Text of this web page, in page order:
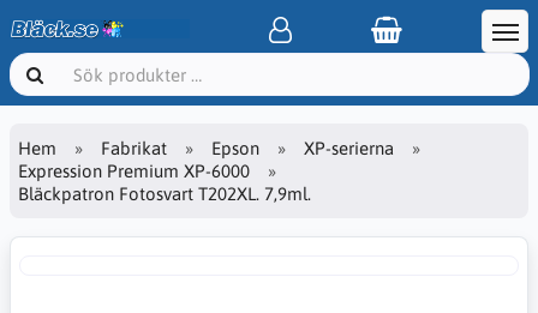
Hem Fabrikat Epson
XP-serierna
Expression Premium XP-6000
Bläckpatron Fotosvart T202XL. 7,9ml.